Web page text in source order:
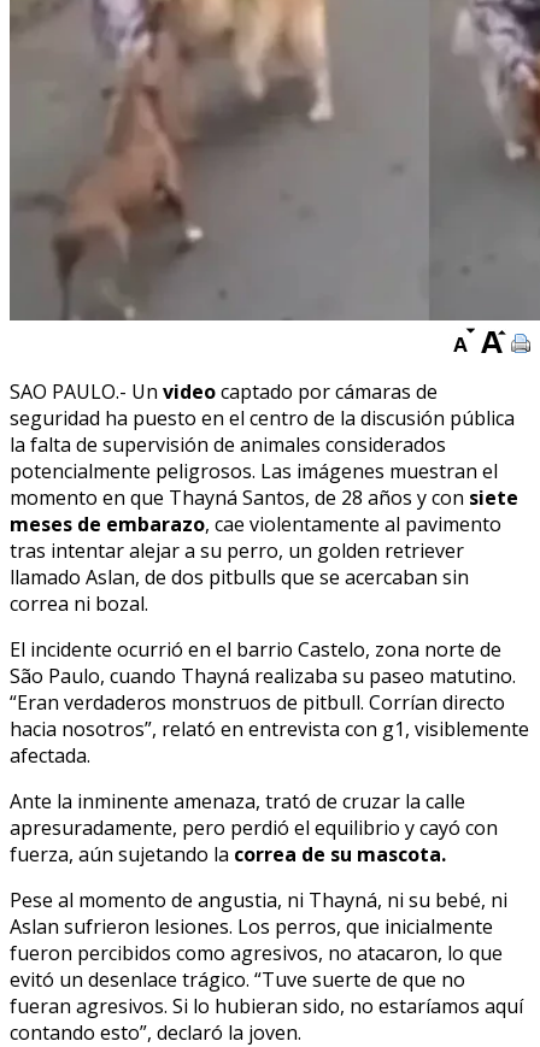
SAO PAULO.- Un videocaptado por cámaras de
seguridad ha puesto en el centro de la discusión pública
la falta de supervisión de animales considerados
potencialmente peligrosos. Las imágenes muestran el
momento en que Thayná Santos, de 28 años y con siete
meses de embarazo, cae violentamente al pavimento
tras intentar alejar a su perro, un golden retriever
llamado Aslan, de dos pitbulls que se acercaban sin
correa ni bozal.
El incidente ocurrió en el barrio Castelo, zona norte de
São Paulo, cuando Thayná realizaba su paseo matutino.
“Eran verdaderos monstruos de pitbull. Corrían directo
hacia nosotros”, relató en entrevista con g1, visiblemente
afectada.
Ante la inminente amenaza, trató de cruzar la calle
apresuradamente, pero perdió el equilibrio y cayó con
fuerza, aún sujetando la correa de su mascota.
Pese al momento de angustia, ni Thayná, ni su bebé, ni
Aslan sufrieron lesiones. Los perros, que inicialmente
fueron percibidos como agresivos, no atacaron, lo que
evitó un desenlace trágico. “Tuve suerte de que no
fueran agresivos. Si lo hubieran sido, no estaríamos aquí
contando esto”, declaró la joven.